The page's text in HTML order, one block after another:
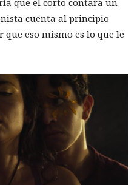
que el corto contara un
cuenta al principio
que eso mismo es lo que le